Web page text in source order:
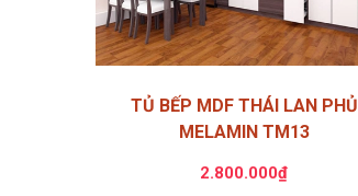
TỦ BẾP MDF THÁI LAN PHỦ
MELAMIN TM13
2.800.000₫